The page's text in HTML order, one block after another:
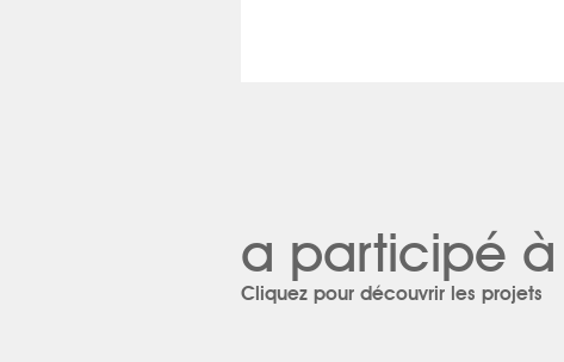
a participé à
Cliquez pour découvrir les projets